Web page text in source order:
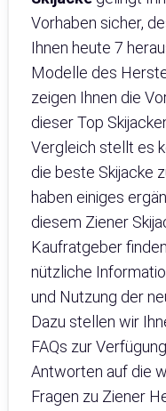
Vorhaben sicher,
Ihnen heute 7
Modelle des
zeigen Ihnen die
dieser Top
Vergleich stellt es
die beste Skijacke
haben einiges
diesem Ziener
Kaufratgeber
nützliche
und Nutzung der
Dazu stellen wir
FAQs zur
Antworten auf die
Fragen zu Ziener